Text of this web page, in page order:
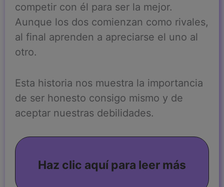
competir con él para ser la mejor.
Aunque los dos comienzan como rivales,
al final aprenden a apreciarse el uno al
otro.
Esta historia nos muestra la importancia
de ser honesto consigo mismo y de
aceptar nuestras debilidades.
Haz clic aquí para leer más